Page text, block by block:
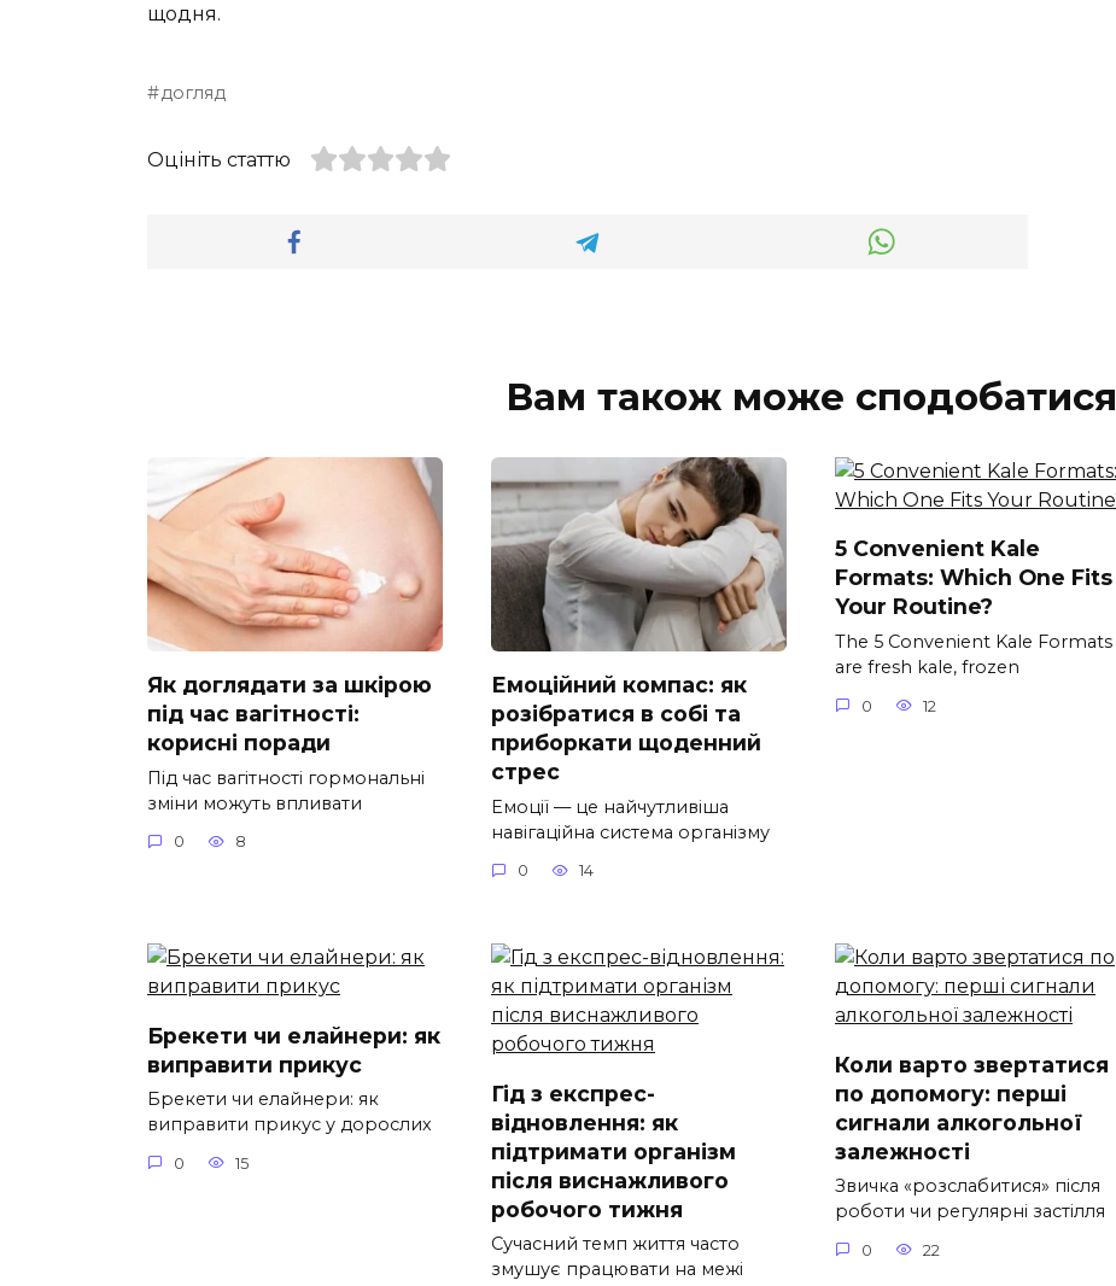
щодня.
догляд
Оцініть статтю
Вам також може сподобатися
Як доглядати за шкірою
під час вагітності:
корисні поради
Під час вагітності гормональні
зміни можуть впливати
0 8
Емоційний компас: як
розібратися в собі та
приборкати щоденний
стрес
Емоції — це найчутливіша
навігаційна система організму
0 14
5 Convenient Kale
Formats: Which One Fits
Your Routine?
The 5 Convenient Kale Formats
are fresh kale, frozen
0 12
Брекети чи елайнери: як
виправити прикус
Брекети чи елайнери: як
виправити прикус у дорослих
0 15
Гід з експрес-
відновлення: як
підтримати організм
після виснажливого
робочого тижня
Сучасний темп життя часто
змушує працювати на межі
Коли варто звертатися
по допомогу: перші
сигнали алкогольної
залежності
Звичка «розслабитися» після
роботи чи регулярні застілля
0 22